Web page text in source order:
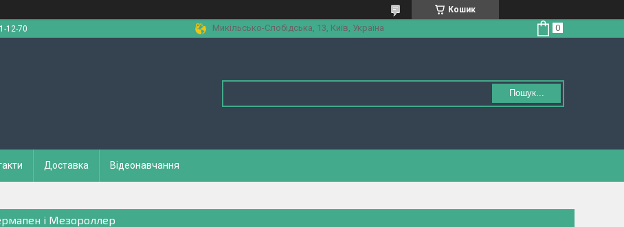
Кошик
12-70 Микільсько-Слобідська, 13, Київ, Україна
Пошук...
Доставка Відеонавчання
і Мезороллер